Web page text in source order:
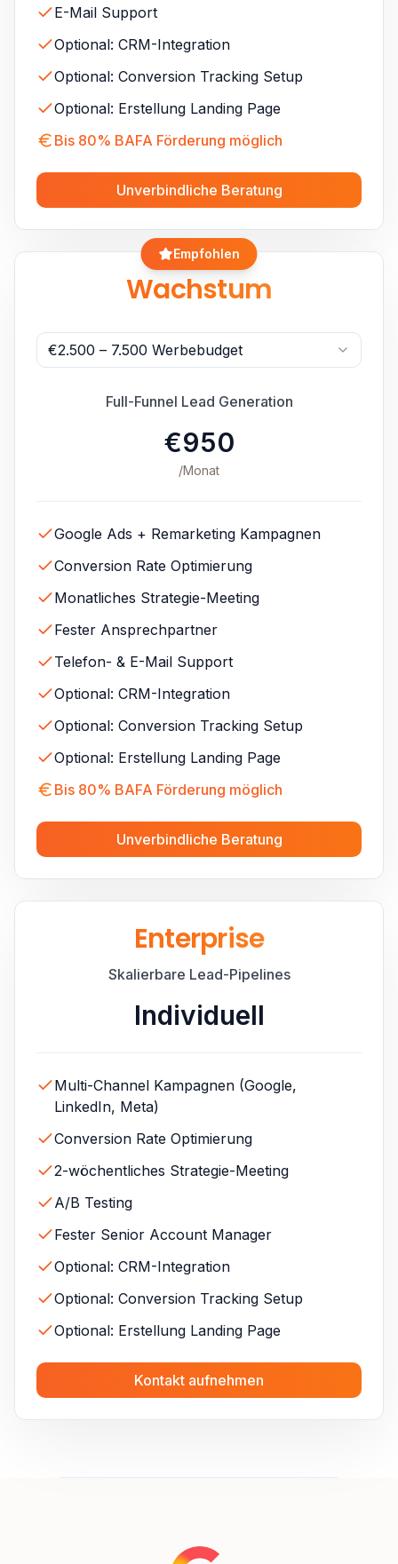
E-Mail Support
Optional: CRM-Integration
Optional: Conversion Tracking Setup
Optional: Erstellung Landing Page
Bis 80% BAFA Förderung möglich
Unverbindliche Beratung
Empfohlen
Wachstum
€2.500 – 7.500 Werbebudget
Full-Funnel Lead Generation
€950
/Monat
Google Ads + Remarketing Kampagnen
Conversion Rate Optimierung
Monatliches Strategie-Meeting
Fester Ansprechpartner
Telefon- & E-Mail Support
Optional: CRM-Integration
Optional: Conversion Tracking Setup
Optional: Erstellung Landing Page
Bis 80% BAFA Förderung möglich
Unverbindliche Beratung
Enterprise
Skalierbare Lead-Pipelines
Individuell
Multi-Channel Kampagnen (Google,
LinkedIn, Meta)
Conversion Rate Optimierung
2-wöchentliches Strategie-Meeting
A/B Testing
Fester Senior Account Manager
Optional: CRM-Integration
Optional: Conversion Tracking Setup
Optional: Erstellung Landing Page
Kontakt aufnehmen